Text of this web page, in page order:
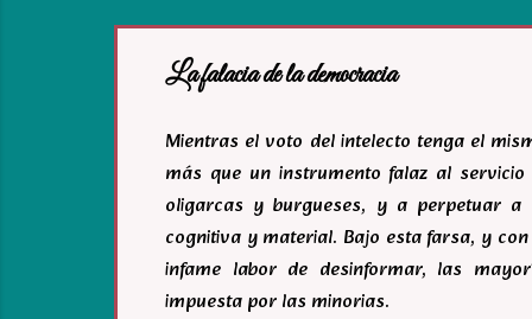
La falacia de la democracia
Mientras el voto del intelecto tenga el
más que un instrumento falaz al
oligarcas y burgueses, y a perpetuar
cognitiva y material. Bajo esta farsa, y
infame labor de desinformar, las
impuesta por las minorias.